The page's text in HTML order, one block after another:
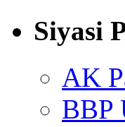
Siyasi
AK
BBP